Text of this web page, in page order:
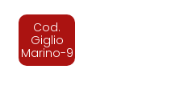
Cod.
Giglio
Marino-9